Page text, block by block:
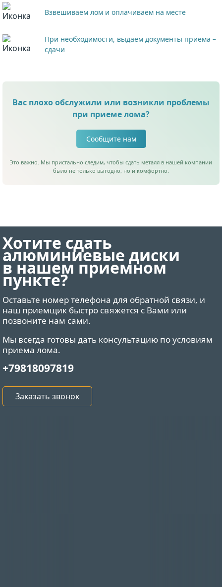
Взвешиваем лом и оплачиваем на месте
При необходимости, выдаем документы приема –
сдачи
Вас плохо обслужили или возникли проблемы
при приеме лома?
Сообщите нам
Это важно. Мы пристально следим, чтобы сдать металл в нашей компании
было не только выгодно, но и комфортно.
Хотите сдать
алюминиевые диски
в нашем приемном
пункте?
Оставьте номер телефона для обратной связи, и
наш приемщик быстро свяжется с Вами или
позвоните нам сами.
Мы всегда готовы дать консультацию по условиям
приема лома.
+79818097819
Заказать звонок